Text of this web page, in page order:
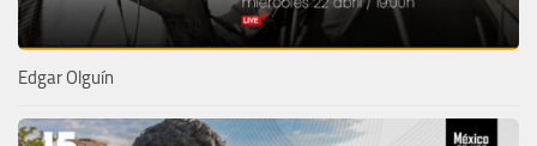
Edgar Olguín